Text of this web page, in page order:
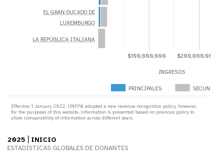
PRINCIPALES
$100,000,000 $200,000,000
EL GRAN DUCADO DE
LUXEMBURGO
LA REPÚBLICA ITALIANA
INGRESOS
Effective 1 January 2022, UNFPA adopted a new revenue recognition policy; however,
for the purposes of this website, information is presented based on previous policy to
allow comparability of information across different years.
2025 INICIO
ESTADÍSTICAS GLOBALES DE DONANTES